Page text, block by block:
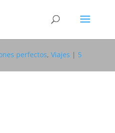
de la
perfectos, Viajes | 5